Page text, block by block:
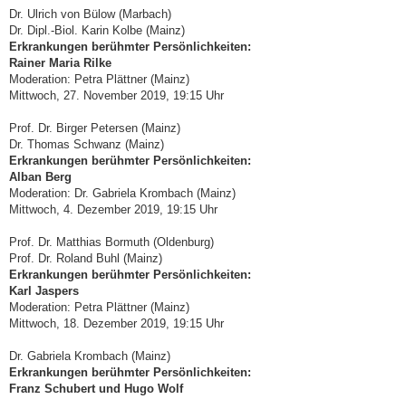
Dr. Ulrich von Bülow (Marbach)
Dr. Dipl.-Biol. Karin Kolbe (Mainz)
Erkrankungen berühmter Persönlichkeiten:
Rainer Maria Rilke
Moderation: Petra Plättner (Mainz)
Mittwoch, 27. November 2019, 19:15 Uhr
Prof. Dr. Birger Petersen (Mainz)
Dr. Thomas Schwanz (Mainz)
Erkrankungen berühmter Persönlichkeiten:
Alban Berg
Moderation: Dr. Gabriela Krombach (Mainz)
Mittwoch, 4. Dezember 2019, 19:15 Uhr
Prof. Dr. Matthias Bormuth (Oldenburg)
Prof. Dr. Roland Buhl (Mainz)
Erkrankungen berühmter Persönlichkeiten:
Karl Jaspers
Moderation: Petra Plättner (Mainz)
Mittwoch, 18. Dezember 2019, 19:15 Uhr
Dr. Gabriela Krombach (Mainz)
Erkrankungen berühmter Persönlichkeiten:
Franz Schubert und Hugo Wolf